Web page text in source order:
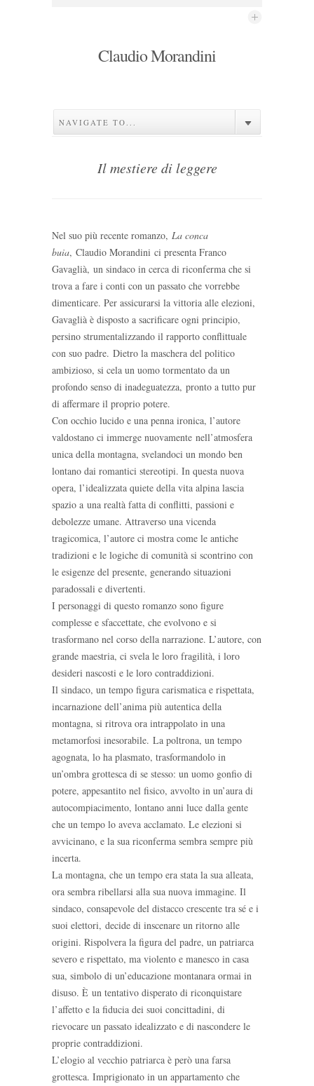
Claudio Morandini
NAVIGATE TO...
Il mestiere di leggere
Nel suo più recente romanzo, La conca
buia, Claudio Morandini ci presenta Franco
Gavaglià, un sindaco in cerca di riconferma che si
trova a fare i conti con un passato che vorrebbe
dimenticare. Per assicurarsi la vittoria alle elezioni,
Gavaglià è disposto a sacrificare ogni principio,
persino strumentalizzando il rapporto conflittuale
con suo padre. Dietro la maschera del politico
ambizioso, si cela un uomo tormentato da un
profondo senso di inadeguatezza, pronto a tutto pur
di affermare il proprio potere.
Con occhio lucido e una penna ironica, l’autore
valdostano ci immerge nuovamente nell’atmosfera
unica della montagna, svelandoci un mondo ben
lontano dai romantici stereotipi. In questa nuova
opera, l’idealizzata quiete della vita alpina lascia
spazio a una realtà fatta di conflitti, passioni e
debolezze umane. Attraverso una vicenda
tragicomica, l’autore ci mostra come le antiche
tradizioni e le logiche di comunità si scontrino con
le esigenze del presente, generando situazioni
paradossali e divertenti.
I personaggi di questo romanzo sono figure
complesse e sfaccettate, che evolvono e si
trasformano nel corso della narrazione. L’autore, con
grande maestria, ci svela le loro fragilità, i loro
desideri nascosti e le loro contraddizioni.
Il sindaco, un tempo figura carismatica e rispettata,
incarnazione dell’anima più autentica della
montagna, si ritrova ora intrappolato in una
metamorfosi inesorabile. La poltrona, un tempo
agognata, lo ha plasmato, trasformandolo in
un’ombra grottesca di se stesso: un uomo gonfio di
potere, appesantito nel fisico, avvolto in un’aura di
autocompiacimento, lontano anni luce dalla gente
che un tempo lo aveva acclamato. Le elezioni si
avvicinano, e la sua riconferma sembra sempre più
incerta.
La montagna, che un tempo era stata la sua alleata,
ora sembra ribellarsi alla sua nuova immagine. Il
sindaco, consapevole del distacco crescente tra sé e i
suoi elettori, decide di inscenare un ritorno alle
origini. Rispolvera la figura del padre, un patriarca
severo e rispettato, ma violento e manesco in casa
sua, simbolo di un’educazione montanara ormai in
disuso. È un tentativo disperato di riconquistare
l’affetto e la fiducia dei suoi concittadini, di
rievocare un passato idealizzato e di nascondere le
proprie contraddizioni.
L’elogio al vecchio patriarca è però una farsa
grottesca. Imprigionato in un appartamento che